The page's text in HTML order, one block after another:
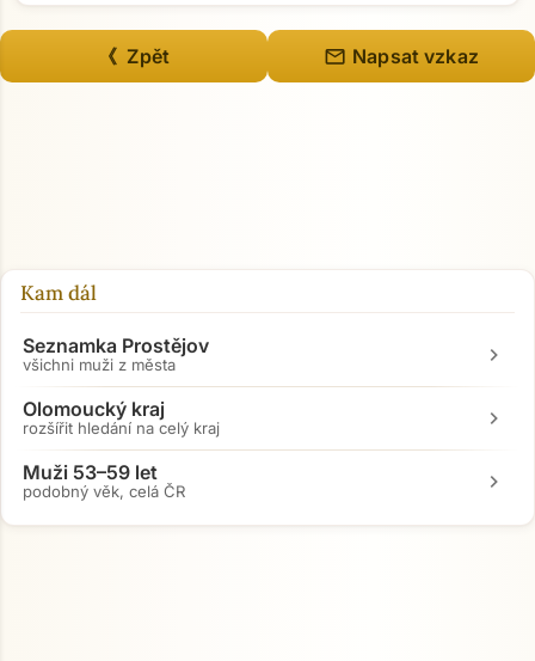
《 Zpět mail Napsat vzkaz
Kam dál
Seznamka Prostějov
všichni muži z města chevron_right
Olomoucký kraj
rozšířit hledání na celý kraj chevron_right
Muži 53–59 let
podobný věk, celá ČR chevron_right